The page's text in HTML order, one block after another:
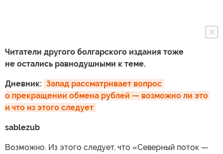
Читатели другого болгарского издания тоже
не остались равнодушными к теме.
Дневник: Запад рассматривает вопрос
о прекращении обмена рублей — возможно ли это
и что из этого следует
sablezub
Возможно. Из этого следует, что «Северный поток —